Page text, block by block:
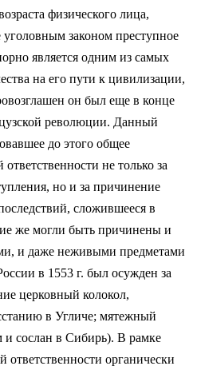
физического лица,
законом преступное
является одним из самых
на его пути к цивилизации,
он был еще в конце
революции. Данный
до этого общее
не только за
но и за причинение
сложившееся в
же могли быть причинены и
и даже неживыми предметами
в 1553 г. был осужден за
церковный колокол,
в Угличе; мятежный
и сослан в Сибирь). В рамке
ответственности органически